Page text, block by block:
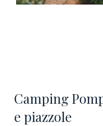
Camping
e piazzole